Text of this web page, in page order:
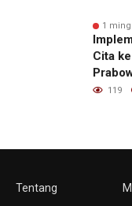
1
Cita
119
Tentang